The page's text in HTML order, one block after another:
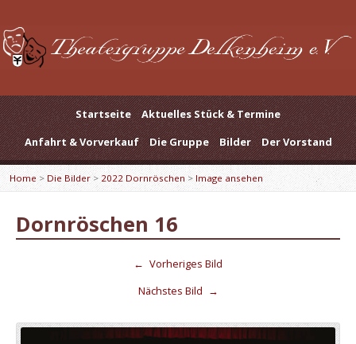
Startseite
Aktuelles Stück & Termine
Anfahrt & Vorverkauf
Die Gruppe Bilder Der Vorstand
Home > Die Bilder> 2022 Dornröschen > Image ansehen
Dornröschen 16
← Vorheriges Bild
Nächstes Bild →